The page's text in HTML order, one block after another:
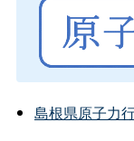
島根県原子力